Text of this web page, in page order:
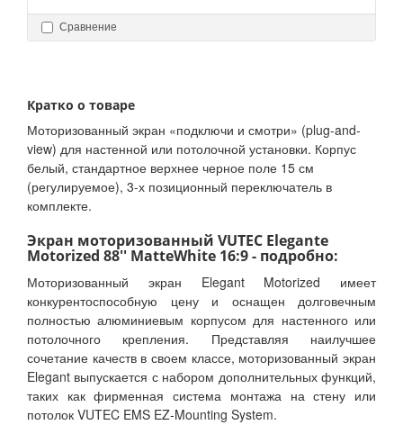
Сравнение
Кратко о товаре
Моторизованный экран «подключи и смотри» (plug-and-
view) для настенной или потолочной установки. Корпус
белый, стандартное верхнее черное поле 15 см
(регулируемое), 3-х позиционный переключатель в
комплекте.
Экран моторизованный VUTEC Elegante
Motorized 88'' MatteWhite 16:9 - подробно:
Моторизованный экран Elegant Motorized имеет
конкурентоспособную цену и оснащен долговечным
полностью алюминиевым корпусом для настенного или
потолочного крепления. Представляя наилучшее
сочетание качеств в своем классе, моторизованный экран
Elegant выпускается с набором дополнительных функций,
таких как фирменная система монтажа на стену или
потолок VUTEC EMS EZ-Mounting System.